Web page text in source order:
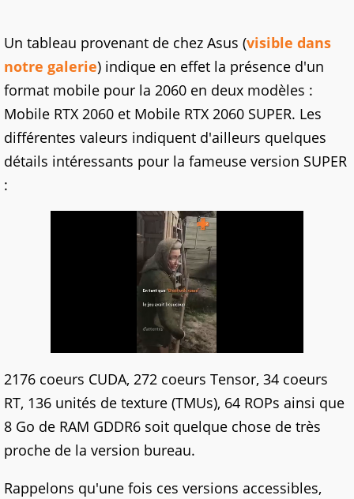
Un tableau provenant de chez Asus (visible dans
notre galerie) indique en effet la présence d'un
format mobile pour la 2060 en deux modèles :
Mobile RTX 2060 et Mobile RTX 2060 SUPER. Les
différentes valeurs indiquent d'ailleurs quelques
détails intéressants pour la fameuse version SUPER
:
2176 coeurs CUDA, 272 coeurs Tensor, 34 coeurs
RT, 136 unités de texture (TMUs), 64 ROPs ainsi que
8 Go de RAM GDDR6 soit quelque chose de très
proche de la version bureau.
Rappelons qu'une fois ces versions accessibles,